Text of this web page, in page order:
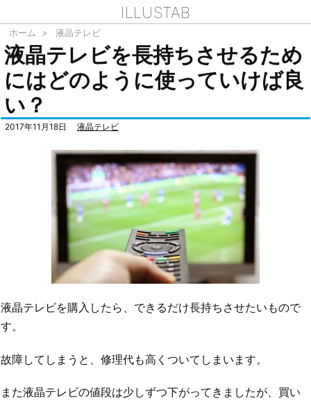
ILLUSTAB
ホーム > 液晶テレビ
液晶テレビを長持ちさせるため
にはどのように使っていけば良
い？
2017年11月18日 液晶テレビ
液晶テレビを購入したら、できるだけ長持ちさせたいもので
す。
故障してしまうと、修理代も高くついてしまいます。
また液晶テレビの値段は少しずつ下がってきましたが、買い